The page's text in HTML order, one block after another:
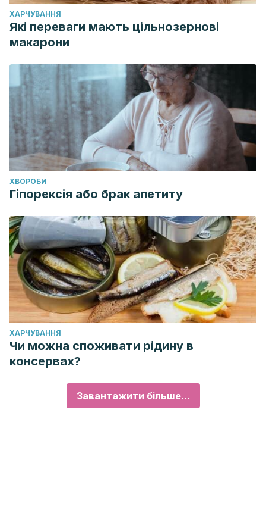
ХАРЧУВАННЯ
Які переваги мають цільнозернові
макарони
ХВОРОБИ
Гіпорексія або брак апетиту
ХАРЧУВАННЯ
Чи можна споживати рідину в
консервах?
Завантажити більше...